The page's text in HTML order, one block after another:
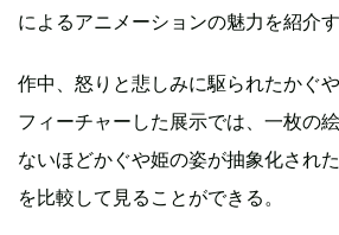
によるアニメーションの魅力を紹介す
作中、怒りと悲しみに駆られたかぐ
フィーチャーした展示では、一枚の
ないほどかぐや姫の姿が抽象化され
を比較して見ることができる。